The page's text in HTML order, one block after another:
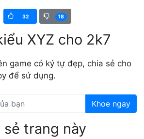
32 18
XYZ cho 2k7
game có ký tự đẹp, chia sẻ cho
để sử dụng.
Khoe ngay
trang này